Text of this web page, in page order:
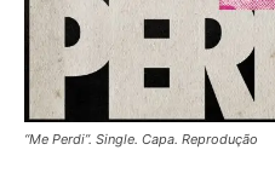
“Me Perdi”. Single. Capa. Reprodução